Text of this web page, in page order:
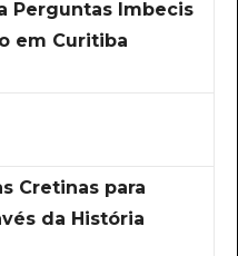
Perguntas Imbecis
em Curitiba
Cretinas para
da História